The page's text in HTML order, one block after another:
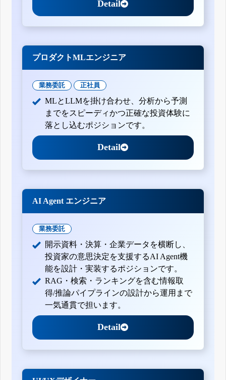
Detail
プロダクトMLエンジニア
業務委託 正社員
MLとLLMを掛け合わせ、分析から予測
までをスピーディかつ正確な投資体験に
落とし込むポジションです。
Detail
AI Agent エンジニア
業務委託
開示資料・決算・企業データを横断し、
投資家の意思決定を支援するAI Agent機
能を設計・実装するポジションです。
RAG・検索・ランキングを含む情報取
得/推論パイプラインの設計から運用まで
一気通貫で担います。
Detail